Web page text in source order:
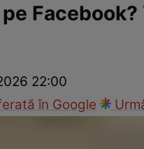
22:00
în Google